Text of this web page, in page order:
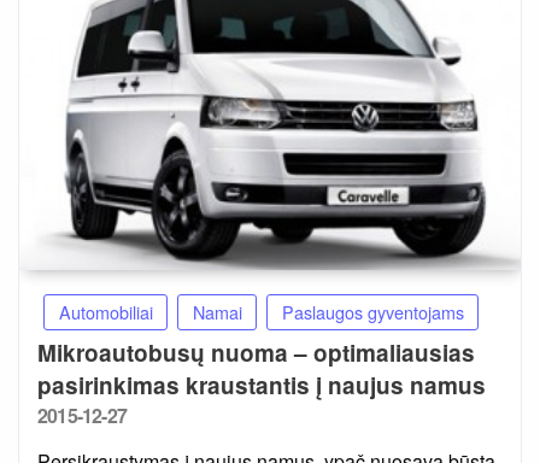
Automobiliai Namai Paslaugos gyventojams
Mikroautobusų nuoma – optimaliausias
pasirinkimas kraustantis į naujus namus
Posted
2015-12-27